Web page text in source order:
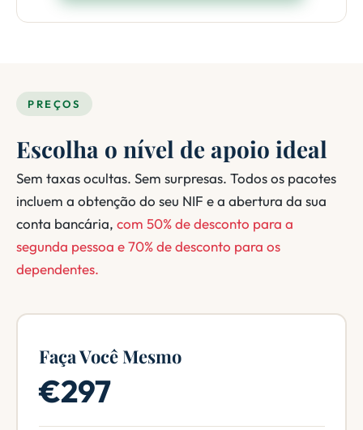
PREÇOS
Escolha o nível de apoio ideal
Sem taxas ocultas. Sem surpresas. Todos os pacotes
incluem a obtenção do seu NIF e a abertura da sua
conta bancária, com 50% de desconto para a
segunda pessoa e 70% de desconto para os
dependentes.
Faça Você Mesmo
€297